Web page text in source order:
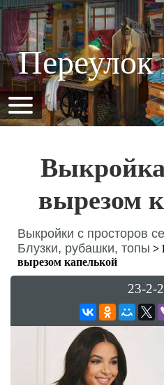
вырезом
Выкройки с просторов
Блузки, рубашки, топы >
вырезом капелькой
23-2-